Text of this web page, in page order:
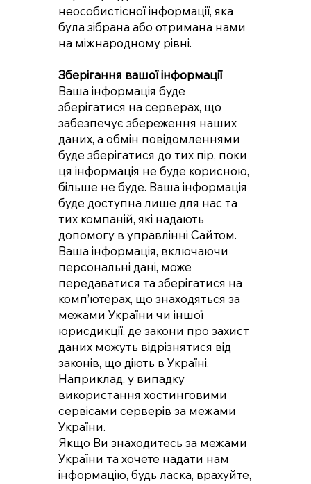
неособистісної інформації, яка
була зібрана або отримана нами
на міжнародному рівні.
Зберігання вашої інформації
Ваша інформація буде
зберігатися на серверах, що
забезпечує збереження наших
даних, а обмін повідомленнями
буде зберігатися до тих пір, поки
ця інформація не буде корисною,
більше не буде. Ваша інформація
буде доступна лише для нас та
тих компаній, які надають
допомогу в управлінні Сайтом.
Ваша інформація, включаючи
персональні дані, може
передаватися та зберігатися на
комп’ютерах, що знаходяться за
межами України чи іншої
юрисдикції, де закони про захист
даних можуть відрізнятися від
законів, що діють в Україні.
Наприклад, у випадку
використання хостинговими
сервісами серверів за межами
України.
Якщо Ви знаходитесь за межами
України та хочете надати нам
інформацію, будь ласка, врахуйте,